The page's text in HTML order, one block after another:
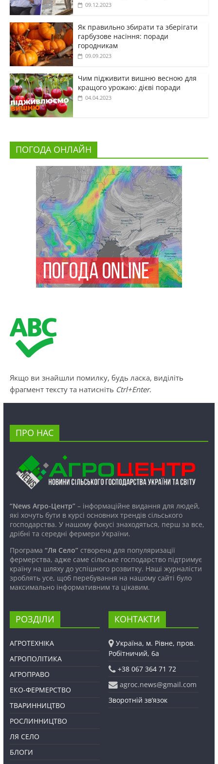
09.12.2023
Як правильно збирати та зберігати
гарбузове насіння: поради
городникам
09.09.2023
Чим підживити вишню весною для
кращого урожаю: дієві поради
04.04.2023
ПОГОДА ОНЛАЙН
Якщо ви знайшли помилку, будь ласка, виділіть
фрагмент тексту та натисніть Ctrl+Enter.
ПРО НАС
“News Агро-Центр”– інформаційне видання для людей,
які хочуть бути в курсі основних трендів сільського
господарства. У нашому фокусі знаходяться, перш за все,
дрібні та середні фермери України.
Програма “Ля Село”створена для популяризації
фермерства, адже саме сільське господарство підтримує
країну на шляху до успішного розвитку. Наші журналісти
зроблять усе, щоб перебування на нашому сайті було
максимально інформативним та цікавим.
РОЗДІЛИ
АГРОТЕХНІКА
АГРОПОЛІТИКА
АГРОПРАВО
ЕКО-ФЕРМЕРСТВО
ТВАРИННИЦТВО
РОСЛИННИЦТВО
ЛЯ СЕЛО
БЛОГИ
КОНТАКТИ
Україна, м. Рівне, пров.
Робітничий, 6а
+38 067 364 71 72
agroc.news@gmail.com
Зворотній зв’язок